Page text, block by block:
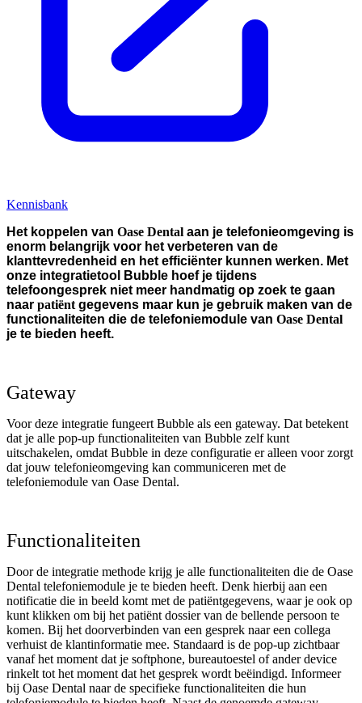
Kennisbank
Het koppelen van Oase Dental aan je telefonieomgeving is
enorm belangrijk voor het verbeteren van de
klanttevredenheid en het efficiënter kunnen werken. Met
onze integratietool Bubble hoef je tijdens
telefoongesprek niet meer handmatig op zoek te gaan
naar patiënt gegevens maar kun je gebruik maken van de
functionaliteiten die de telefoniemodule van Oase Dental
je te bieden heeft.
Gateway
Voor deze integratie fungeert Bubble als een gateway. Dat betekent
dat je alle pop-up functionaliteiten van Bubble zelf kunt
uitschakelen, omdat Bubble in deze configuratie er alleen voor zorgt
dat jouw telefonieomgeving kan communiceren met de
telefoniemodule van Oase Dental.
Functionaliteiten
Door de integratie methode krijg je alle functionaliteiten die de Oase
Dental telefoniemodule je te bieden heeft. Denk hierbij aan een
notificatie die in beeld komt met de patiëntgegevens, waar je ook op
kunt klikken om bij het patiënt dossier van de bellende persoon te
komen. Bij het doorverbinden van een gesprek naar een collega
verhuist de klantinformatie mee. Standaard is de pop-up zichtbaar
vanaf het moment dat je softphone, bureautoestel of ander device
rinkelt tot het moment dat het gesprek wordt beëindigd. Informeer
bij Oase Dental naar de specifieke functionaliteiten die hun